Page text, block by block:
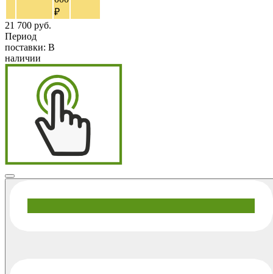
₽
21 700 руб.
Период
поставки: В
наличии